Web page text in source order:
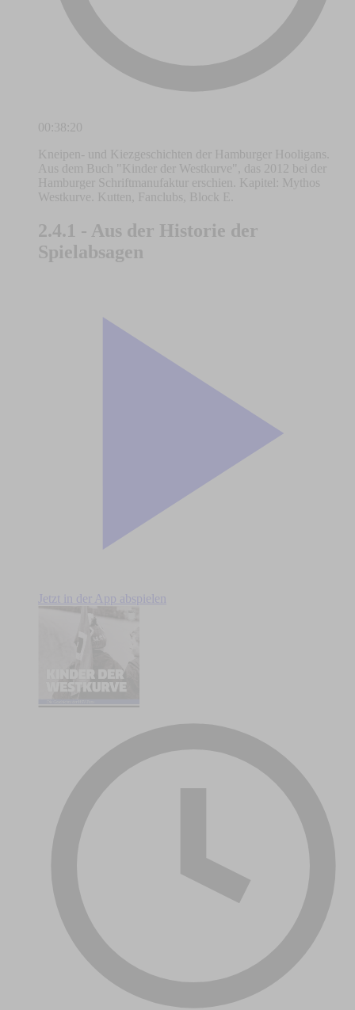
00:38:20
Kneipen- und Kiezgeschichten der Hamburger Hooligans.
Aus dem Buch "Kinder der Westkurve", das 2012 bei der
Hamburger Schriftmanufaktur erschien. Kapitel: Mythos
Westkurve. Kutten, Fanclubs, Block E.
2.4.1 - Aus der Historie der
Spielabsagen
Jetzt in der App abspielen